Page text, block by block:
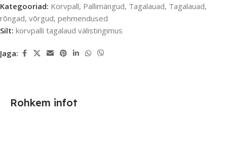
Kategooriad: Korvpall, Pallimängud, Tagalauad, Tagalauad,
rõngad, võrgud, pehmendused
Silt: korvpalli tagalaud välistingimus
Jaga:
Rohkem infot